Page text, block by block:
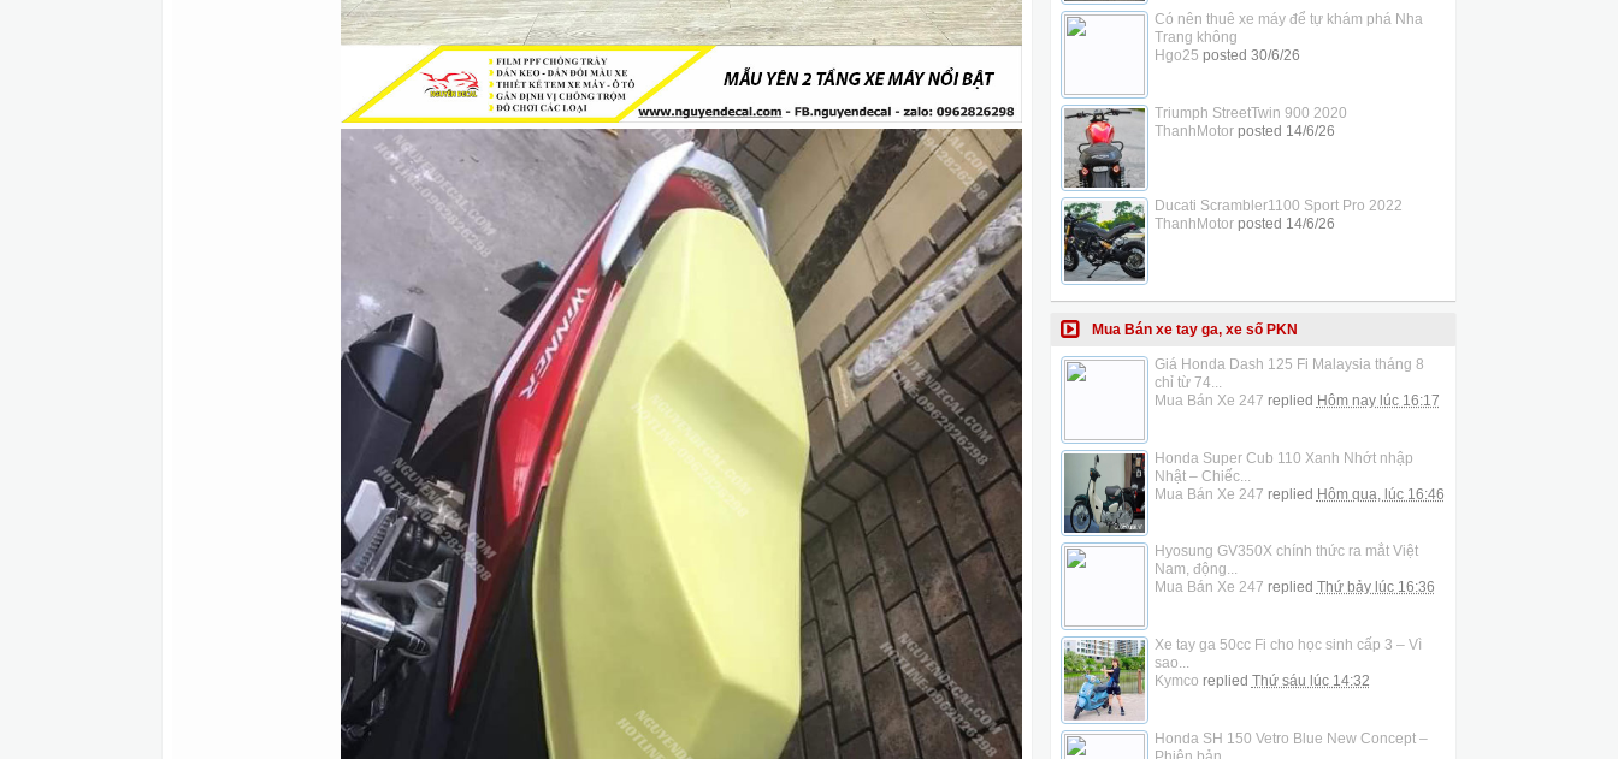
Có nên thuê xe máy để tự khám phá Nha
Trang không
Hgo25 posted 30/6/26
Triumph StreetTwin 900 2020
ThanhMotorposted 14/6/26
Ducati Scrambler1100 Sport Pro 2022
ThanhMotorposted 14/6/26
Mua Bán xe tay ga, xe số PKN
Giá Honda Dash 125 Fi Malaysia tháng 8
chỉ từ 74...
Mua Bán Xe 247 replied Hôm nay lúc 16:17
Honda Super Cub 110 Xanh Nhớt nhập
Nhật – Chiếc...
Mua Bán Xe 247 replied Hôm qua, lúc 16:46
Hyosung GV350X chính thức ra mắt Việt
Nam, động...
Mua Bán Xe 247 replied Thứ bảy lúc 16:36
Xe tay ga 50cc Fi cho học sinh cấp 3 – Vì
sao...
Kymco replied Thứ sáu lúc 14:32
Honda SH 150 Vetro Blue New Concept –